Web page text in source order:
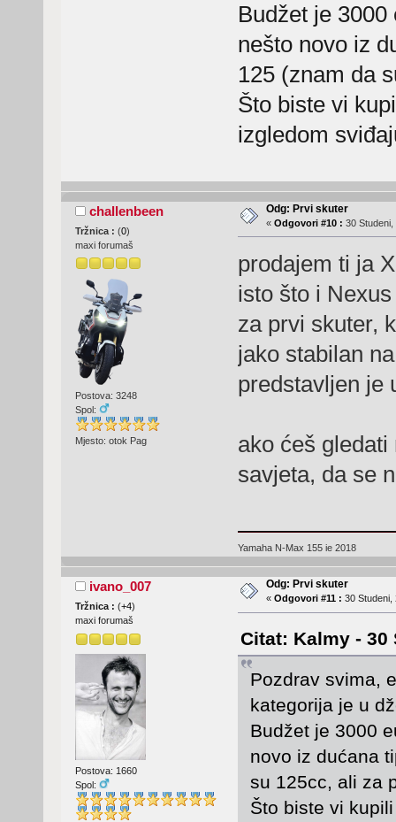
Budžet je
nešto novo iz
125 (znam da
Što biste vi
izgledom
challenbeen
Tržnica : (0)
maxi forumaš
Postova: 3248
Spol:
Mjesto: otok Pag
Odg: Prvi skuter
« Odgovori #10 : 30
prodajem ti ja
isto što i
za prvi skuter,
jako stabilan
predstavljen je
ako ćeš
savjeta, da se
Yamaha N-Max 155 ie 2018
ivano_007
Tržnica : (+4)
maxi forumaš
Postova: 1660
Spol:
Odg: Prvi skuter
« Odgovori #11 : 30 Studeni,
Citat: Kalmy - 30
Pozdrav svima,
kategorija je u
Budžet je 3000
novo iz dućana
su 125cc, ali za
Što biste vi